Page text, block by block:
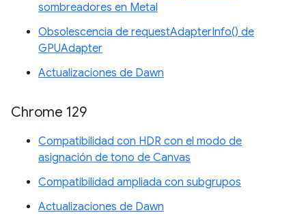
sombreadores en Metal
Obsolescencia de requestAdapterInfo() de
GPUAdapter
Actualizaciones de Dawn
Chrome 129
Compatibilidad con HDR con el modo de
asignación de tono de Canvas
Compatibilidad ampliada con subgrupos
Actualizaciones de Dawn